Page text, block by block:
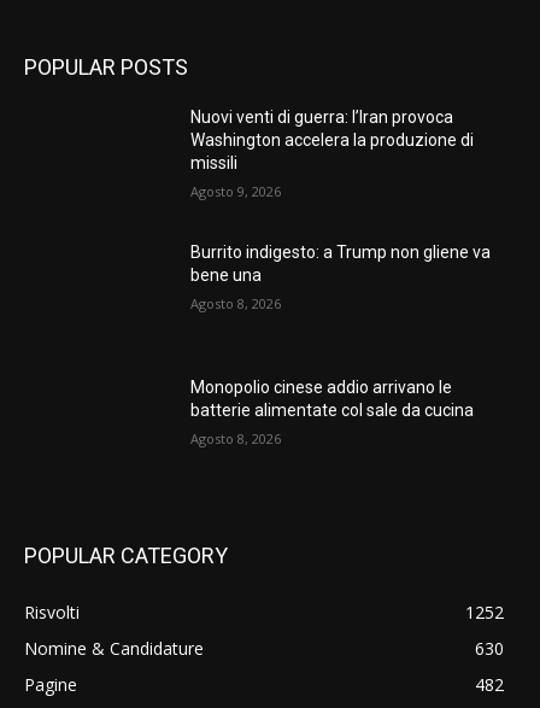
POPULAR POSTS
Nuovi venti di guerra: l’Iran provoca
Washington accelera la produzione di
missili
Agosto 9, 2026
Burrito indigesto: a Trump non gliene va
bene una
Agosto 8, 2026
Monopolio cinese addio arrivano le
batterie alimentate col sale da cucina
Agosto 8, 2026
POPULAR CATEGORY
Risvolti
1252
Nomine & Candidature
630
Pagine
482